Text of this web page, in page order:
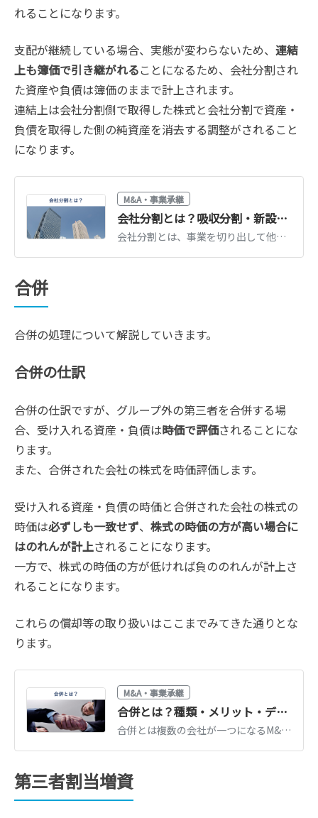
れることになります。
支配が継続している場合、実態が変わらないため、 連結
上も簿価で引き継がれることになるため、会社分割され
た資産や負債は簿価のままで計上されます。
連結上は会社分割側で取得した株式と会社分割で資産・
負債を取得した側の純資産を消去する調整がされること
になります。
M&A・事業承継
会社分割とは？吸収分割・新設分割の違いを図解｜メリット・手続き・税金をわかりやすく解説
会社分割とは、事業を切り出して他社や新会社に承継させる組織再編手法です。吸収分割・新設分割の違いを図解し、メリット・手続き・税金・労務をわかりやすく解説します。
合併
合併の処理について解説していきます。
合併の仕訳
合併の仕訳ですが、グループ外の第三者を合併する場
合、受け入れる資産・負債は時価で評価されることにな
ります。
また、合併された会社の株式を時価評価します。
受け入れる資産・負債の時価と合併された会社の株式の
時価は必ずしも一致せず、 株式の時価の方が高い場合に
はのれんが計上されることになります。
一方で、株式の時価の方が低ければ負ののれんが計上さ
れることになります。
これらの償却等の取り扱いはここまでみてきた通りとな
ります。
M&A・事業承継
合併とは？種類・メリット・デメリット・手続きをわかりやすく解説【事例付き】
合併とは複数の会社が一つになるM&A手法で、吸収合併と新設合併があります。買収や経営統合との違い、メリット・デメリット、手続きの流れ、有名事例を解説します。
第三者割当増資